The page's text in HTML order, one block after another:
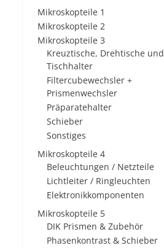
Mikroskopteile 1
Mikroskopteile 2
Mikroskopteile 3
Kreuztische, Drehtische und
Tischhalter
Filtercubewechsler +
Prismenwechsler
Präparatehalter
Schieber
Sonstiges
Mikroskopteile 4
Beleuchtungen / Netzteile
Lichtleiter / Ringleuchten
Elektronikkomponenten
Mikroskopteile 5
DIK Prismen & Zubehör
Phasenkontrast & Schieber